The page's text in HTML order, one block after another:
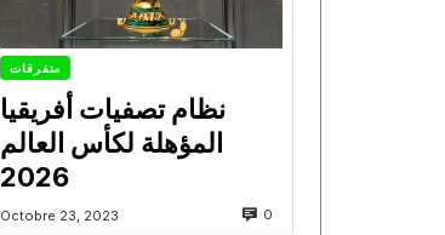
متفرقات
نظام تصفيات أفريقيا
المؤهلة لكأس العالم
2026
Octobre 23, 2023 0